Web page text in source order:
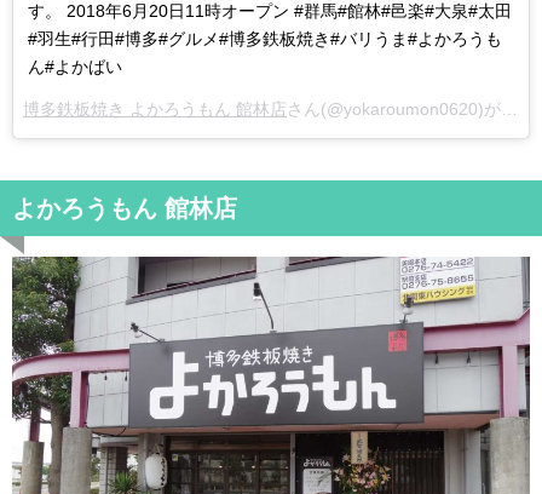
す。 2018年6月20日11時オープン #群馬#館林#邑楽#大泉#太田
#羽生#行田#博多#グルメ#博多鉄板焼き#バリうま#よかろうも
ん#よかばい
博多鉄板焼き よかろうもん 館林店さん(@yokaroumon0620)がシェアした投稿 –
よかろうもん 館林店